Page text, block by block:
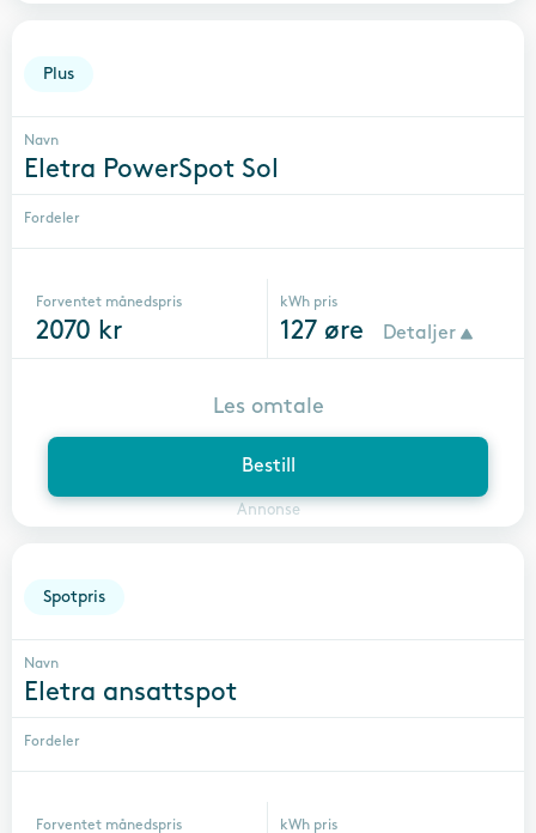
Plus
Navn
Eletra PowerSpot Sol
Fordeler
Forventet månedspris
2070 kr
kWh pris
127 øre Detaljer
Bestill
Annonse
Les omtale
Spotpris
Navn
Eletra ansattspot
Fordeler
Forventet månedspris kWh pris